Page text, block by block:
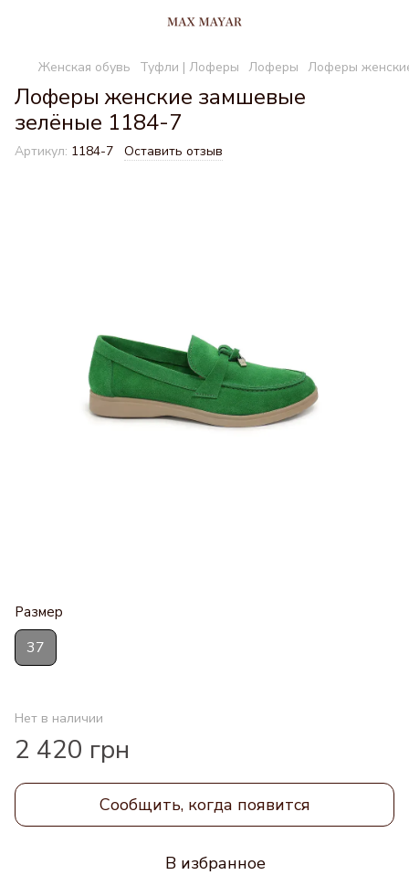
Женская обувь Туфли | Лоферы Лоферы Лоферы
Лоферы женские замшевые
зелёные 1184-7
Артикул: 1184-7 Оставить отзыв
Размер
37
Нет в наличии
2 420 грн
Сообщить, когда появится
В избранное